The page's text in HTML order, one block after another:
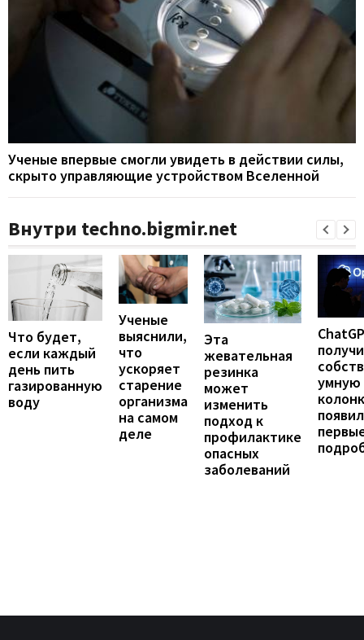
Ученые впервые смогли увидеть в действии силы,
скрыто управляющие устройством Вселенной
Внутри techno.bigmir.net
Что будет,
если каждый
день пить
газированную
воду
Ученые
выяснили,
что
ускоряет
старение
организма
на самом
деле
Эта
жевательная
резинка
может
изменить
подход к
профилактике
опасных
заболеваний
умную